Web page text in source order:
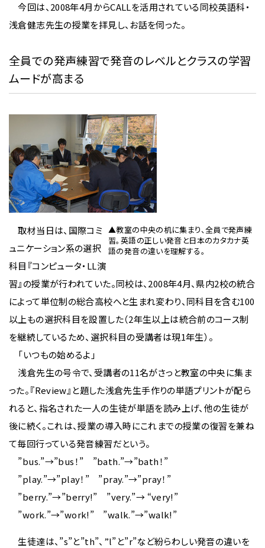
今回は、2008年4月からCALLを活用されている同校英語科・
浅倉健志先生の授業を拝見し、お話を伺った。
全員での発声練習で発音のレベルとクラスの学習
ムードが高まる
▲教室の中央の机に集まり、全員で発声練
習。英語の正しい発音と日本のカタカナ英
語の発音の違いを理解する。
取材当日は、国際コミ
ュニケーション系の選択
科目『コンピュータ・LL演
習』の授業が行われていた。同校は、2008年4月、県内2校の統合
によって単位制の総合高校へと生まれ変わり、同科目を含む100
以上もの選択科目を設置した（2年生以上は統合前のコース制
を継続しているため、選択科目の受講者は現1年生）。
「いつもの始めるよ」
浅倉先生の号令で、受講者の11名がさっと教室の中央に集ま
った。『Review』と題した浅倉先生手作りの単語プリントが配ら
れると、指名された一人の生徒が単語を読み上げ、他の生徒が
後に続く。これは、授業の導入時にこれまでの授業の復習を兼ね
て毎回行っている発音練習だという。
”bus.”→”bus！” ”bath.”→”bath！”
”play.”→”play！” ”pray.”→”pray！”
”berry.”→”berry!” ”very.”→ “very!”
”work.”→”work!” ”walk.”→”walk!”
生徒達は、”s”と”th”、”l”と”r”など紛らわしい発音の違いを